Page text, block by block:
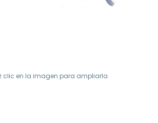
clic en la imagen para ampliarla